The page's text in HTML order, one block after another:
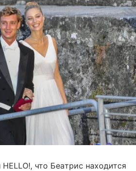
что Беатрис находится